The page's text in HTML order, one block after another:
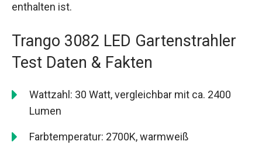
enthalten ist.
Trango 3082 LED Gartenstrahler
Test Daten & Fakten
Wattzahl: 30 Watt, vergleichbar mit ca. 2400
Lumen
Farbtemperatur: 2700K, warmweiß